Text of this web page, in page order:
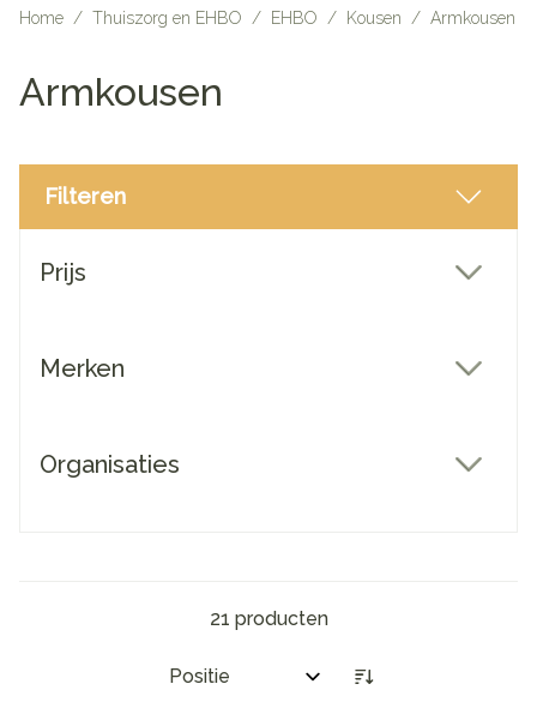
Home / Thuiszorg en EHBO / EHBO / Kousen / Armkousen
Armkousen
Filteren
Prijs
Merken
Organisaties
21 producten
Sorteer op: